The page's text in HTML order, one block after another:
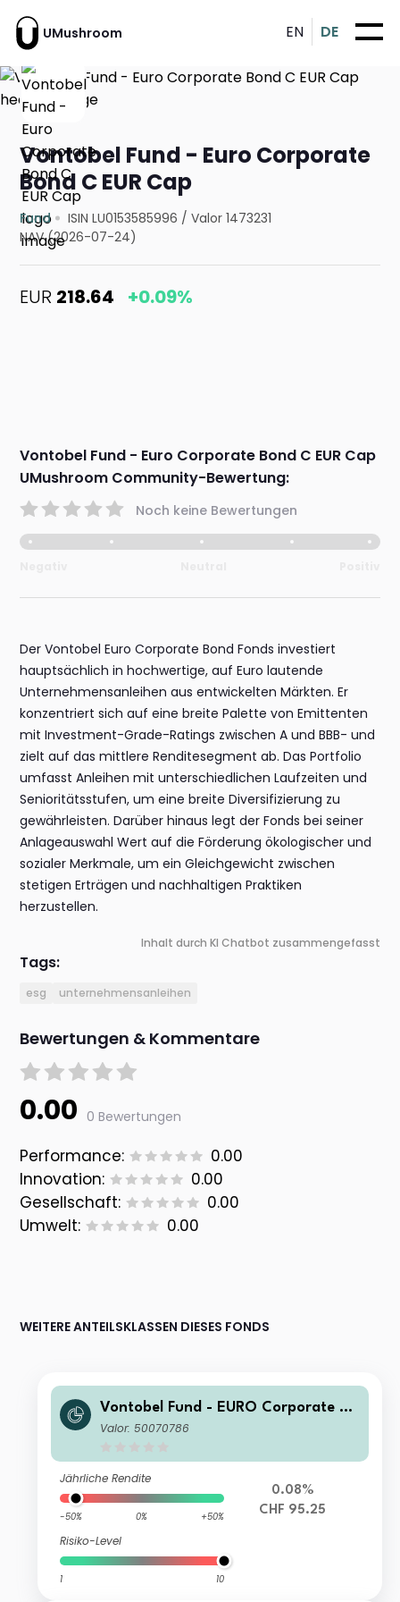
UMushroom EN DE
Vontobel Fund - Euro Corporate
Bond C EUR Cap
Fund ISIN LU0153585996 /Valor 1473231
NAV (2026-07-24)
EUR 218.64 +0.09%
Vontobel Fund - Euro Corporate Bond C EUR Cap
UMushroom Community-Bewertung:
Noch keine Bewertungen
Der Vontobel Euro Corporate Bond Fonds investiert
hauptsächlich in hochwertige, auf Euro lautende
Unternehmensanleihen aus entwickelten Märkten. Er
konzentriert sich auf eine breite Palette von Emittenten
mit Investment-Grade-Ratings zwischen A und BBB- und
zielt auf das mittlere Renditesegment ab. Das Portfolio
umfasst Anleihen mit unterschiedlichen Laufzeiten und
Senioritätsstufen, um eine breite Diversifizierung zu
gewährleisten. Darüber hinaus legt der Fonds bei seiner
Anlageauswahl Wert auf die Förderung ökologischer und
sozialer Merkmale, um ein Gleichgewicht zwischen
stetigen Erträgen und nachhaltigen Praktiken
herzustellen.
Inhalt durch KI Chatbot zusammengefasst
Tags:
esg unternehmensanleihen
Bewertungen & Kommentare
0.00 0 Bewertungen
Performance:
0.00
Innovation:
0.00
Gesellschaft:
0.00
Umwelt:
0.00
WEITERE ANTEILSKLASSEN DIESES FONDS
Vontobel Fund - EURO Corporate Bo
nd HR CHF Hedged Acc
Valor: 50070786
Jährliche Rendite
-50% 0% +50%
Risiko-Level
1 10
0.08%
CHF 95.25